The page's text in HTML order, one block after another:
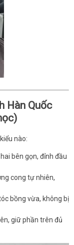
Hàn Quốc
nào:
bên gọn, đỉnh đầu
cong tự nhiên,
bồng vừa, không bị
giữ phần trên đủ